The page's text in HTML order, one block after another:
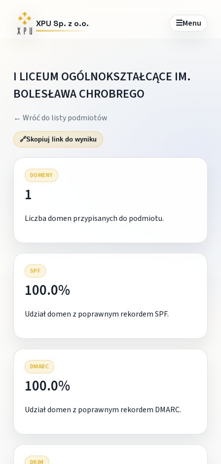
XPU Sp. z o.o. ☰Menu
I LICEUM OGÓLNOKSZTAŁCĄCE IM.
BOLESŁAWA CHROBREGO
← Wróć do listy podmiotów
🔗Skopiuj link do wyniku
DOMENY
1
Liczba domen przypisanych do podmiotu.
SPF
100.0%
Udział domen z poprawnym rekordem SPF.
DMARC
100.0%
Udział domen z poprawnym rekordem DMARC.
DKIM